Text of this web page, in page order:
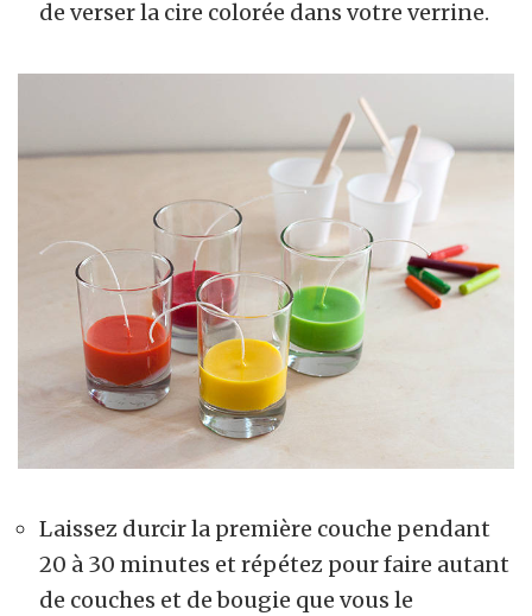
de verser la cire colorée dans votre verrine.
Laissez durcir la première couche pendant
20 à 30 minutes et répétez pour faire autant
de couches et de bougie que vous le